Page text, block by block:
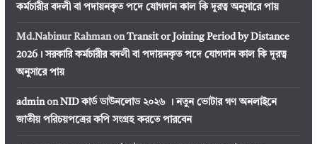
কর্মচারীর বদলী বা পদায়নকৃত পদে যোগদান কাল কি দূরত্ব অনুসারে পায়
Md.Nabinur RahmanonTransit or Joining Period by Distance
2026। সরকারি কর্মচারীর বদলী বা পদায়নকৃত পদে যোগদান কাল কি দূরত্ব
অনুসারে পায়
adminonNID কার্ড ডাউনলোড ২০২৬ । নতুন ভোটার গণ অনলাইনে
জাতীয় পরিচয়পত্রের কপি সংগ্রহ করতে পারবেন